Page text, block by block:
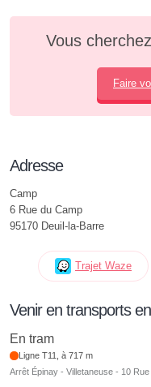
Vous
Faire
Adresse
Camp
6 Rue du Camp
95170 Deuil-la-Barre
Trajet Waze
Venir en transports
En tram
Ligne T11, à 717 m
Arrêt Épinay - Villetaneuse - 10